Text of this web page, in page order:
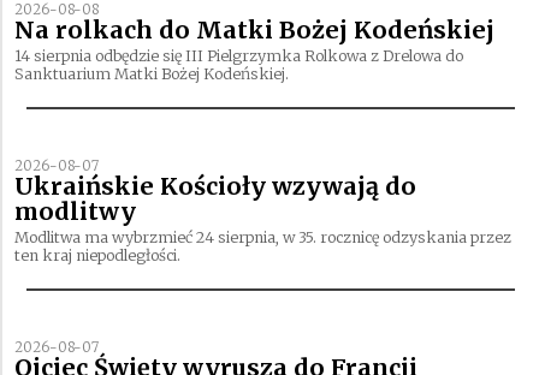
2026-08-08
Na rolkach do Matki Bożej Kodeńskiej
14 sierpnia odbędzie się III Pielgrzymka Rolkowa z Drelowa do
Sanktuarium Matki Bożej Kodeńskiej.
2026-08-07
Ukraińskie Kościoły wzywają do
modlitwy
Modlitwa ma wybrzmieć 24 sierpnia, w 35. rocznicę odzyskania przez
ten kraj niepodległości.
2026-08-07
Ojciec Święty wyrusza do Francji